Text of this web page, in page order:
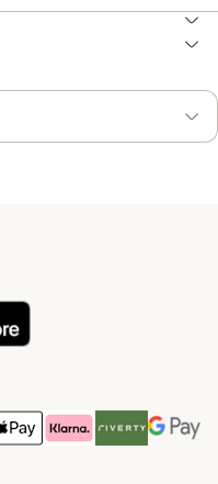
Method
Method
Method
Pay Payment Method
Klarna Payment Method
Riverty Payment
Google